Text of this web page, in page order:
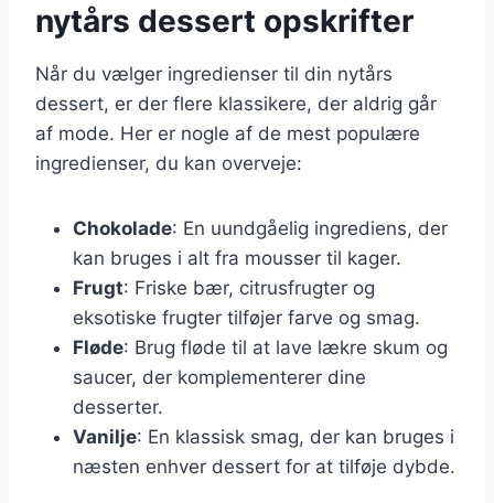
nytårs dessert opskrifter
Når du vælger ingredienser til din nytårs
dessert, er der flere klassikere, der aldrig går
af mode. Her er nogle af de mest populære
ingredienser, du kan overveje:
Chokolade: En uundgåelig ingrediens, der
kan bruges i alt fra mousser til kager.
Frugt: Friske bær, citrusfrugter og
eksotiske frugter tilføjer farve og smag.
Fløde: Brug fløde til at lave lækre skum og
saucer, der komplementerer dine
desserter.
Vanilje: En klassisk smag, der kan bruges i
næsten enhver dessert for at tilføje dybde.